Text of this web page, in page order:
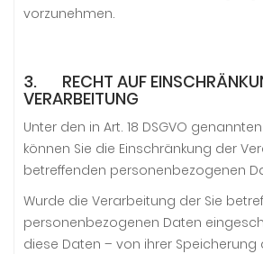
vorzunehmen.
3. RECHT AUF
VERARBEITUNG
Unter den in Art. 18 DSGVO
können Sie die Einschränkung der
betreffenden personenbezogenen
Wurde die Verarbeitung der Sie
personenbezogenen Daten
diese Daten – von ihrer